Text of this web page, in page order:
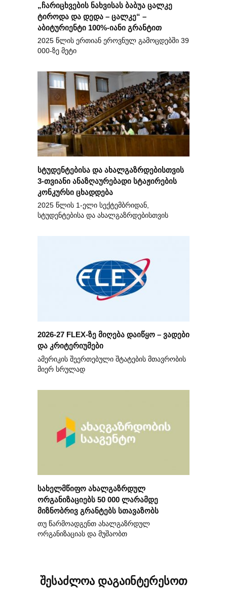
„ჩარიცხვების ნახვისას ბაბუა ცალკე
ტიროდა და დედა – ცალკე“ –
აბიტურიენტი 100%-იანი გრანტით
2025 წლის ერთიან ეროვნულ გამოცდებში 39
000-ზე მეტი
სტუდენტებისა და ახალგაზრდებისთვის
3-თვიანი ანაზღაურებადი სტაჟირების
კონკურსი ცხადდება
2025 წლის 1-ელი სექტემბრიდან,
სტუდენტებისა და ახალგაზრდებისთვის
2026-27 FLEX-ზე მიღება დაიწყო – ვადები
და კრიტერიუმები
ამერიკის შეერთებული შტატების მთავრობის
მიერ სრულად
სახელმწიფო ახალგაზრდულ
ორგანიზაციებს 50 000 ლარამდე
მიზნობრივ გრანტებს სთავაზობს
თუ წარმოადგენთ ახალგაზრდულ
ორგანიზაციას და მუშაობთ
შესაძლოა დაგაინტერესოთ